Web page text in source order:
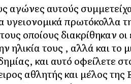
αγώνες αυτούς
υγειονομικά πρωτόκολλα
οποίους διακρίθηκαν
ηλικία τους , αλλά και το
και αυτό οφείλετε
αθλητής και μέλος